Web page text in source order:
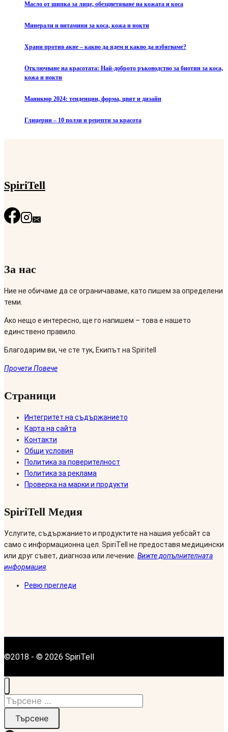
Масло от шипка за лице, обезцветяване на кожата и коса
Минерали и витамини за коса, кожа и нокти
Храни против акне – какво да ядем и какво да избягваме?
Отключване на красотата: Най-доброто ръководство за биотин за коса,
кожа и нокти
Маникюр 2024: тенденции, форма, цвят и дизайн
Глицерин – 10 ползи и рецепти за красота
SpiriTell
За нас
Ние не обичаме да се ограничаваме, като пишем за определени
теми.
Ако нещо е интересно, ще го напишем – това е нашето
единствено правило.
Благодарим ви, че сте тук, Екипът на Spiritell
Прочети Повече
Страници
Интегритет на съдържанието
Карта на сайта
Контакти
Общи условия
Политика за поверителност
Политика за реклама
Проверка на марки и продукти
SpiriTell Медия
Услугите, съдържанието и продуктите на нашия уебсайт са
само с информационна цел. SpiriTell не предоставя медицински
или друг съвет, диагноза или лечение. Вижте допълнителната
информация.
Ревю прегледи
©2018 - © 2026 SpiriTell
Търсене